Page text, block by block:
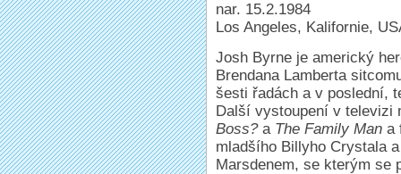
nar. 15.2.1984
Los Angeles, Kalifornie,
Josh Byrne je americký
Brendana Lamberta
šesti řadách a v poslední,
Další vystoupení v
Boss?a The Family Man a
mladšího Billyho Crystala
Marsdenem, se kterým se